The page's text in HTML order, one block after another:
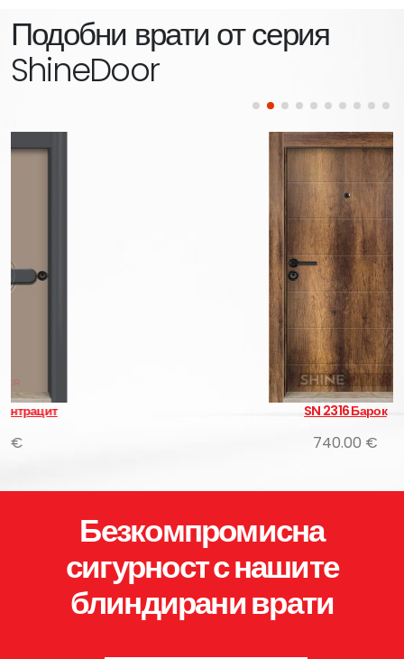
Подобни врати от серия
ShineDoor
Безкомпромисна
сигурност с нашите
блиндирани врати